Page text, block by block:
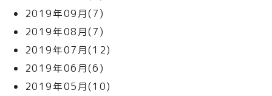
2019年09月(7)
2019年08月(7)
2019年07月(12)
2019年06月(6)
2019年05月(10)